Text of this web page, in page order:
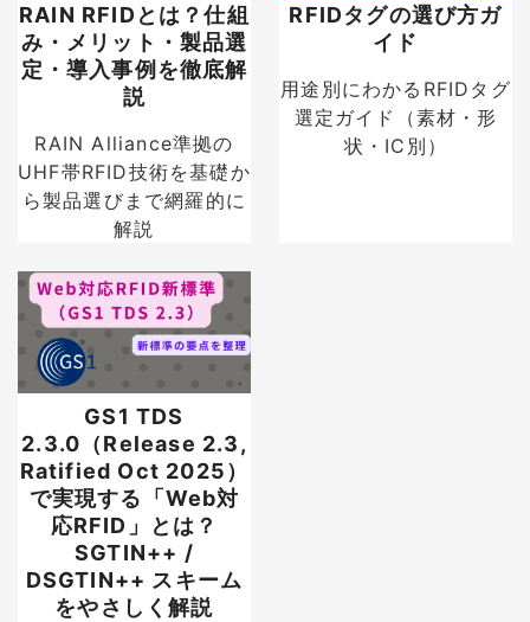
RAIN RFIDとは？仕組
み・メリット・製品選
定・導入事例を徹底解
説
RAIN Alliance準拠の
UHF帯RFID技術を基礎か
ら製品選びまで網羅的に
解説
RFIDタグの選び方ガ
イド
用途別にわかるRFIDタグ
選定ガイド（素材・形
状・IC別）
GS1 TDS
2.3.0（Release 2.3,
Ratified Oct 2025）
で実現する「Web対
応RFID」とは？
SGTIN++ /
DSGTIN++ スキーム
をやさしく解説